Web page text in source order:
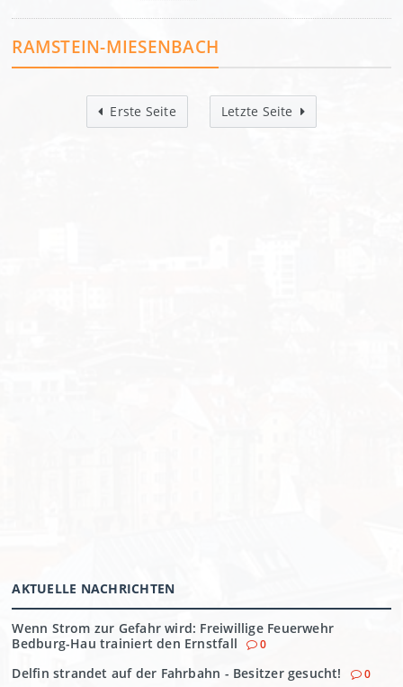
RAMSTEIN-MIESENBACH
Erste Seite Letzte Seite
AKTUELLE NACHRICHTEN
Wenn Strom zur Gefahr wird: Freiwillige Feuerwehr
Bedburg-Hau trainiert den Ernstfall
0
Delfin strandet auf der Fahrbahn - Besitzer gesucht! 0